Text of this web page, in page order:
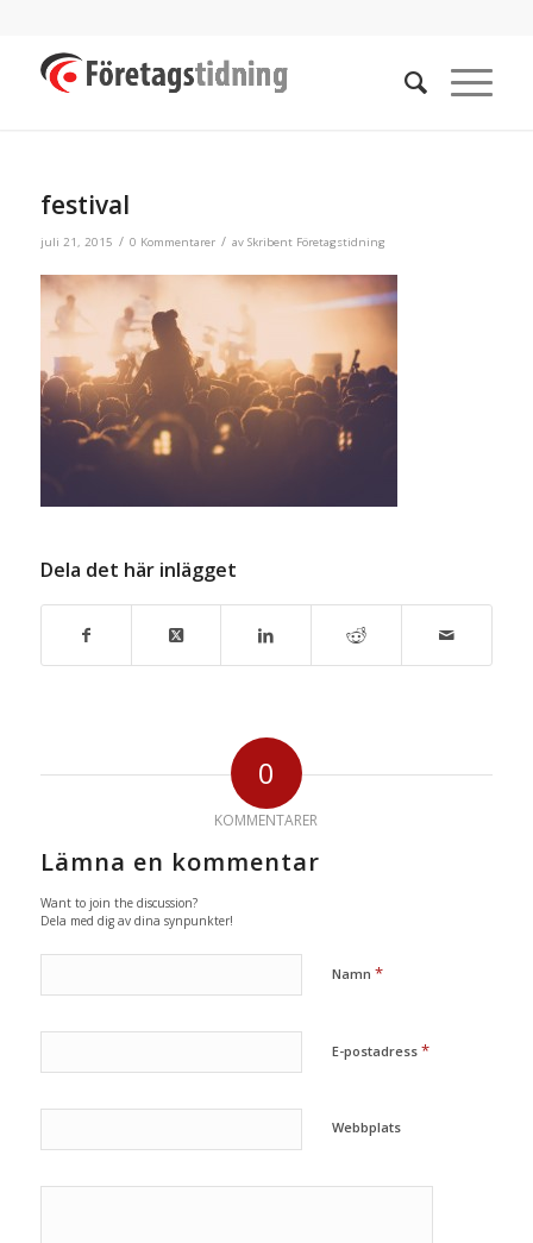
festival
juli 21, 2015 / 0 Kommentarer / av Skribent Företagstidning
Dela det här inlägget
0
KOMMENTARER
Lämna en kommentar
Want to join the discussion?
Dela med dig av dina synpunkter!
Namn *
E-postadress *
Webbplats